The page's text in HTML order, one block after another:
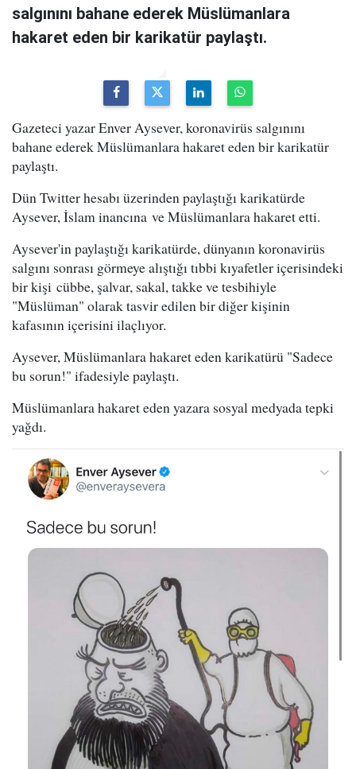
salgınını bahane ederek Müslümanlara
hakaret eden bir karikatür paylaştı.
Gazeteci yazar Enver Aysever, koronavirüs salgınını
bahane ederek Müslümanlara hakaret eden bir karikatür
paylaştı.
Dün Twitter hesabı üzerinden paylaştığı karikatürde
Aysever, İslam inancına ve Müslümanlara hakaret etti.
Aysever'in paylaştığı karikatürde, dünyanın koronavirüs
salgını sonrası görmeye alıştığı tıbbi kıyafetler içerisindeki
bir kişi cübbe, şalvar, sakal, takke ve tesbihiyle
"Müslüman" olarak tasvir edilen bir diğer kişinin
kafasının içerisini ilaçlıyor.
Aysever, Müslümanlara hakaret eden karikatürü "Sadece
bu sorun!" ifadesiyle paylaştı.
Müslümanlara hakaret eden yazara sosyal medyada tepki
yağdı.